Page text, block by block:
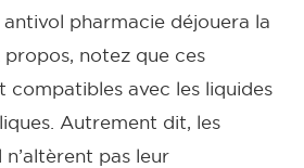
pharmacie déjouera la
propos, notez que ces
compatibles avec les liquides
Autrement dit, les
pas leur